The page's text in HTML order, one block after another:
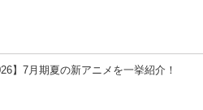
】7月期夏の新アニメを一挙紹介！